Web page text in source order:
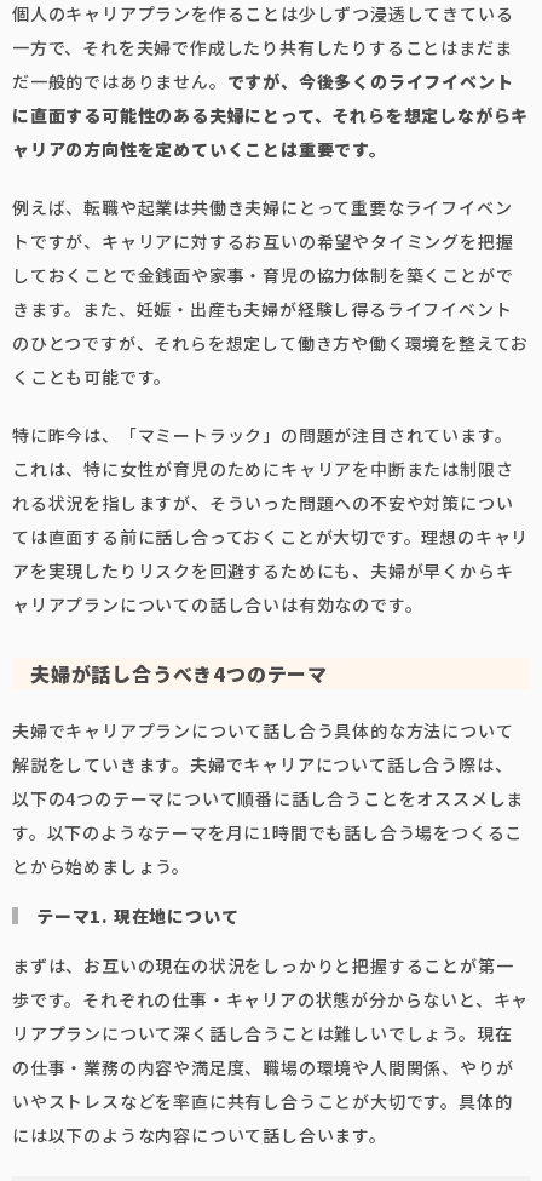
個人のキャリアプランを作ることは少しずつ浸透してきている
一方で、それを夫婦で作成したり共有したりすることはまだま
だ一般的ではありません。 ですが、今後多くのライフイベント
に直面する可能性のある夫婦にとって、それらを想定しながらキ
ャリアの方向性を定めていくことは重要です。
例えば、転職や起業は共働き夫婦にとって重要なライフイベン
トですが、キャリアに対するお互いの希望やタイミングを把握
しておくことで金銭面や家事・育児の協力体制を築くことがで
きます。また、妊娠・出産も夫婦が経験し得るライフイベント
のひとつですが、それらを想定して働き方や働く環境を整えてお
くことも可能です。
特に昨今は、「マミートラック」の問題が注目されています。
これは、特に女性が育児のためにキャリアを中断または制限さ
れる状況を指しますが、そういった問題への不安や対策につい
ては直面する前に話し合っておくことが大切です。理想のキャリ
アを実現したりリスクを回避するためにも、夫婦が早くからキ
ャリアプランについての話し合いは有効なのです。
夫婦が話し合うべき4つのテーマ
夫婦でキャリアプランについて話し合う具体的な方法について
解説をしていきます。夫婦でキャリアについて話し合う際は、
以下の4つのテーマについて順番に話し合うことをオススメしま
す。以下のようなテーマを月に1時間でも話し合う場をつくるこ
とから始めましょう。
テーマ1. 現在地について
まずは、お互いの現在の状況をしっかりと把握することが第一
歩です。それぞれの仕事・キャリアの状態が分からないと、キャ
リアプランについて深く話し合うことは難しいでしょう。現在
の仕事・業務の内容や満足度、職場の環境や人間関係、やりが
いやストレスなどを率直に共有し合うことが大切です。具体的
には以下のような内容について話し合います。